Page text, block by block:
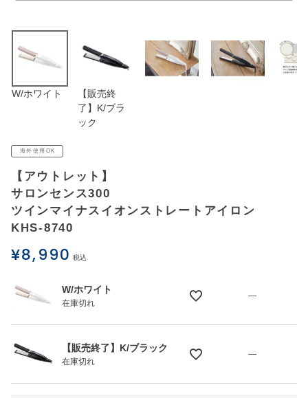
ログイン
お問い合わせ
W/ホワイト
【販売終
了】K/ブラ
ック
海外使用OK
【アウトレット】
サロンセンス300
ツインマイナスイオンストレートアイロン
KHS-8740
¥8,990 税込
W/ホワイト
在庫切れ
—
【販売終了】K/ブラック
在庫切れ
—